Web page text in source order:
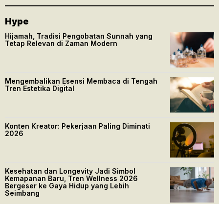
Hype
Hijamah, Tradisi Pengobatan Sunnah yang
Tetap Relevan di Zaman Modern
Mengembalikan Esensi Membaca di Tengah
Tren Estetika Digital
Konten Kreator: Pekerjaan Paling Diminati
2026
Kesehatan dan Longevity Jadi Simbol
Kemapanan Baru, Tren Wellness 2026
Bergeser ke Gaya Hidup yang Lebih
Seimbang